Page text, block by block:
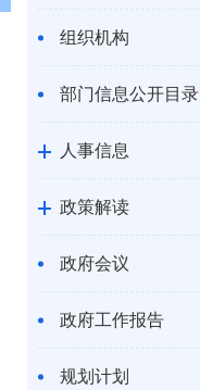
组织机构
部门信息公开目录
人事信息
政策解读
政府会议
政府工作报告
规划计划